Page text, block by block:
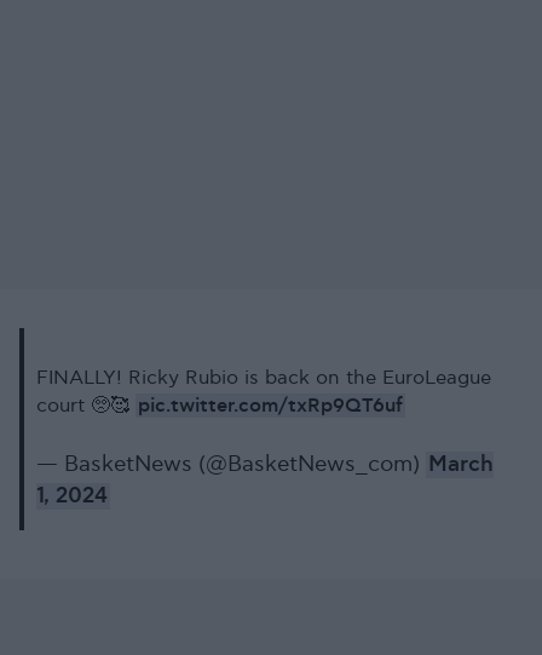
FINALLY! Ricky Rubio is back on the EuroLeague
court 🥺🥰 pic.twitter.com/txRp9QT6uf
— BasketNews (@BasketNews_com) March
1, 2024